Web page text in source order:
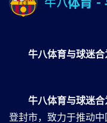
⽜⼋体育与球迷合
⽜⼋体育与球迷合
登封市，致力于推动